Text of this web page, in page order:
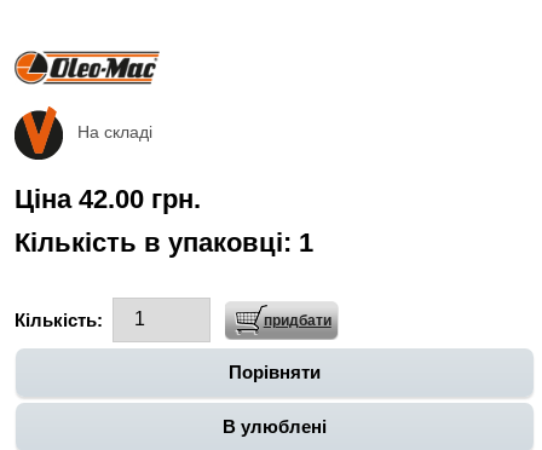
На складі
Ціна 42.00 грн.
Кількість в упаковці: 1
Кількість:
Порівняти
В улюблені